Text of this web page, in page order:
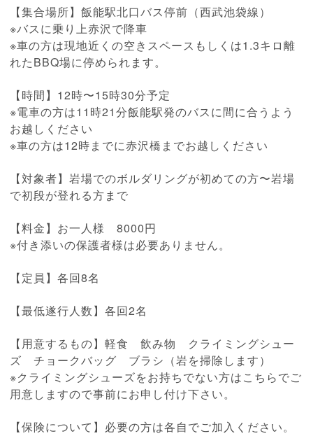
【集合場所】飯能駅北口バス停前（西武池袋線）
※バスに乗り上赤沢で降車
※車の方は現地近くの空きスペースもしくは1.3キロ離
れたBBQ場に停められます。
【時間】12時〜15時30分予定
※電車の方は11時21分飯能駅発のバスに間に合うよう
お越しください
※車の方は12時までに赤沢橋までお越しください
【対象者】岩場でのボルダリングが初めての方〜岩場
で初段が登れる方まで
【料金】お一人様 8000円
※付き添いの保護者様は必要ありません。
【定員】各回8名
【最低遂行人数】各回2名
【用意するもの】軽食 飲み物 クライミングシュー
ズ チョークバッグ ブラシ（岩を掃除します）
※クライミングシューズをお持ちでない方はこちらでご
用意しますので事前にお申し付け下さい。
【保険について】必要の方は各自でご加入ください。